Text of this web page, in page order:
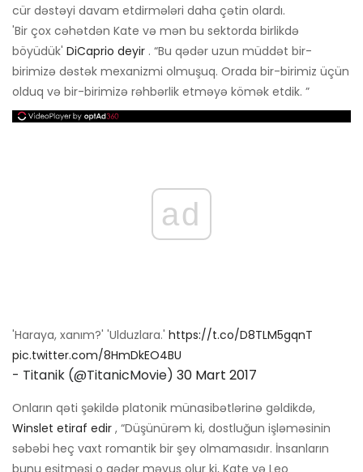
cür dəstəyi davam etdirmələri daha çətin olardı.
'Bir çox cəhətdən Kate və mən bu sektorda birlikdə
böyüdük' DiCaprio deyir . “Bu qədər uzun müddət bir-
birimizə dəstək mexanizmi olmuşuq. Orada bir-birimiz üçün
olduq və bir-birimizə rəhbərlik etməyə kömək etdik. ”
ad
'Haraya, xanım?' 'Ulduzlara.' https://t.co/D8TLM5gqnT
pic.twitter.com/8HmDkEO4BU
- Titanik (@TitanicMovie) 30 Mart 2017
Onların qəti şəkildə platonik münasibətlərinə gəldikdə,
Winslet etiraf edir , “Düşünürəm ki, dostluğun işləməsinin
səbəbi heç vaxt romantik bir şey olmamasıdır. İnsanların